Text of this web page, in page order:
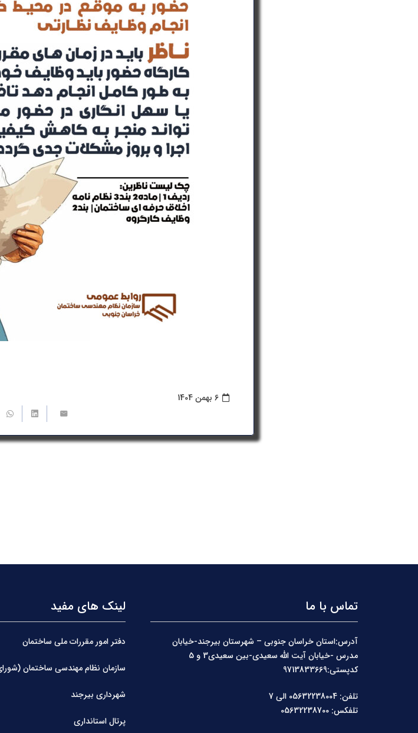
6 بهمن 1404
تماس با ما
آدرس:استان خراسان جنوبی – شهرستان بیرجند-خیابان
کدپستی:9713833669
تلفن: 05632238004 الی 7
تلفکس: 05632238700
لینک های مفید
دفتر امور مقررات ملی ساختمان
سازمان نظام مهندسی ساختمان
شهرداری بیرجند
پرتال استانداری